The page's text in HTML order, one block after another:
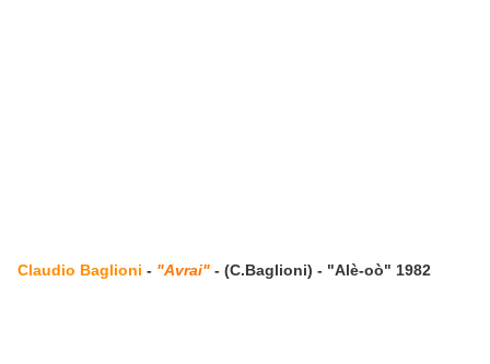
Claudio Baglioni - "Avrai" - (C.Baglioni) - "Alè-oò" 1982